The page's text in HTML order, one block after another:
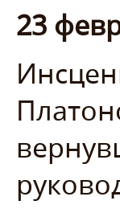
23